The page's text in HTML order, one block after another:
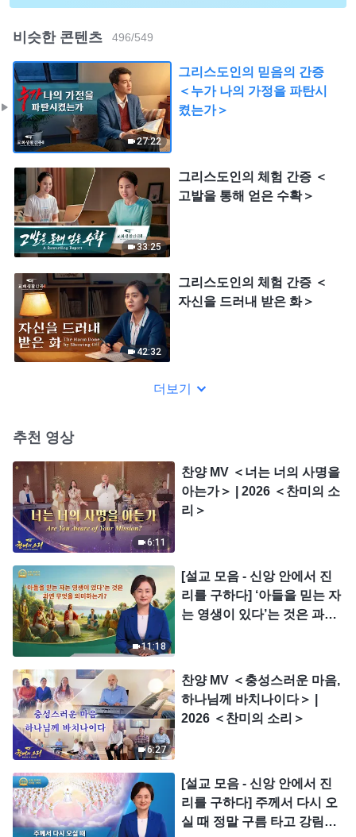
비슷한 콘텐츠 496/549
27:22
그리스도인의 믿음의 간증
＜누가 나의 가정을 파탄시
켰는가＞
33:25
그리스도인의 체험 간증 ＜
고발을 통해 얻은 수확＞
42:32
그리스도인의 체험 간증 ＜
자신을 드러내 받은 화＞
더보기
추천 영상
6:11
찬양 MV ＜너는 너의 사명을
아는가＞ | 2026 ＜찬미의 소
리＞
11:18
[설교 모음 - 신앙 안에서 진
리를 구하다] ‘아들을 믿는 자
는 영생이 있다’는 것은 과연
6:27
찬양 MV ＜충성스러운 마음,
하나님께 바치나이다＞ |
2026 ＜찬미의 소리＞
[설교 모음 - 신앙 안에서 진
리를 구하다] 주께서 다시 오
실 때 정말 구름 타고 강림하